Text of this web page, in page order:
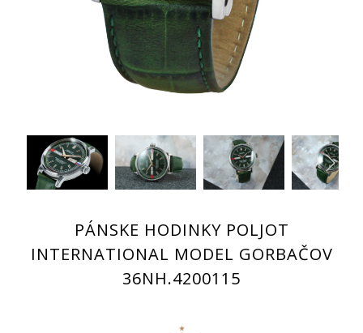
PÁNSKE HODINKY POLJOT
INTERNATIONAL MODEL GORBAČOV
36NH.4200115